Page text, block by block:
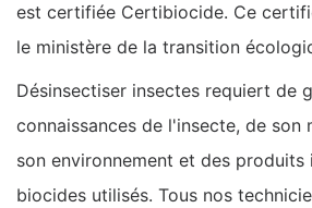
est certifiée Certibiocide. Ce
le ministère de la transition
Désinsectiser insectes requiert de
connaissances de l'insecte, de son
son environnement et des produits
biocides utilisés. Tous nos